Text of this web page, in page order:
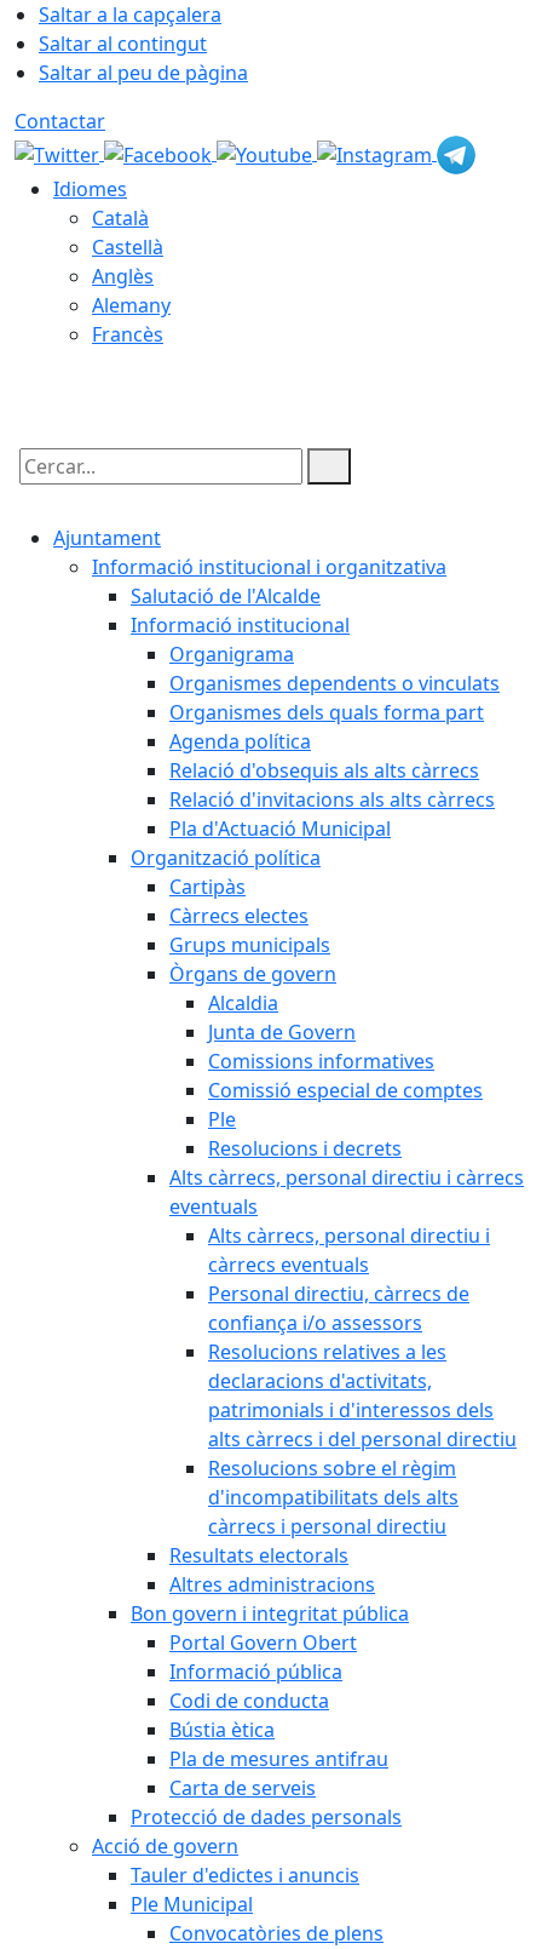
Saltar a la capçalera
Saltar al contingut
Saltar al peu de pàgina
Contactar
Idiomes
Català
Castellà
Anglès
Alemany
Francès
Cercar:
Ajuntament
Informació institucional i organitzativa
Salutació de l'Alcalde
Informació institucional
Organigrama
Organismes dependents o vinculats
Organismes dels quals forma part
Agenda política
Relació d'obsequis als alts càrrecs
Relació d'invitacions als alts càrrecs
Pla d'Actuació Municipal
Organització política
Cartipàs
Càrrecs electes
Grups municipals
Òrgans de govern
Alcaldia
Junta de Govern
Comissions informatives
Comissió especial de comptes
Ple
Resolucions i decrets
Alts càrrecs, personal directiu i càrrecs
eventuals
Alts càrrecs, personal directiu i
càrrecs eventuals
Personal directiu, càrrecs de
confiança i/o assessors
Resolucions relatives a les
declaracions d'activitats,
patrimonials i d'interessos dels
alts càrrecs i del personal directiu
Resolucions sobre el règim
d'incompatibilitats dels alts
càrrecs i personal directiu
Resultats electorals
Altres administracions
Bon govern i integritat pública
Portal Govern Obert
Informació pública
Codi de conducta
Bústia ètica
Pla de mesures antifrau
Carta de serveis
Protecció de dades personals
Acció de govern
Tauler d'edictes i anuncis
Ple Municipal
Convocatòries de plens